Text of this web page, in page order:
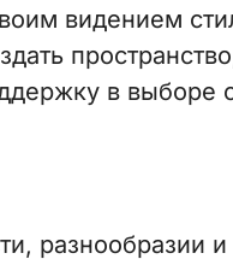
видением
в выборе
разнообразии